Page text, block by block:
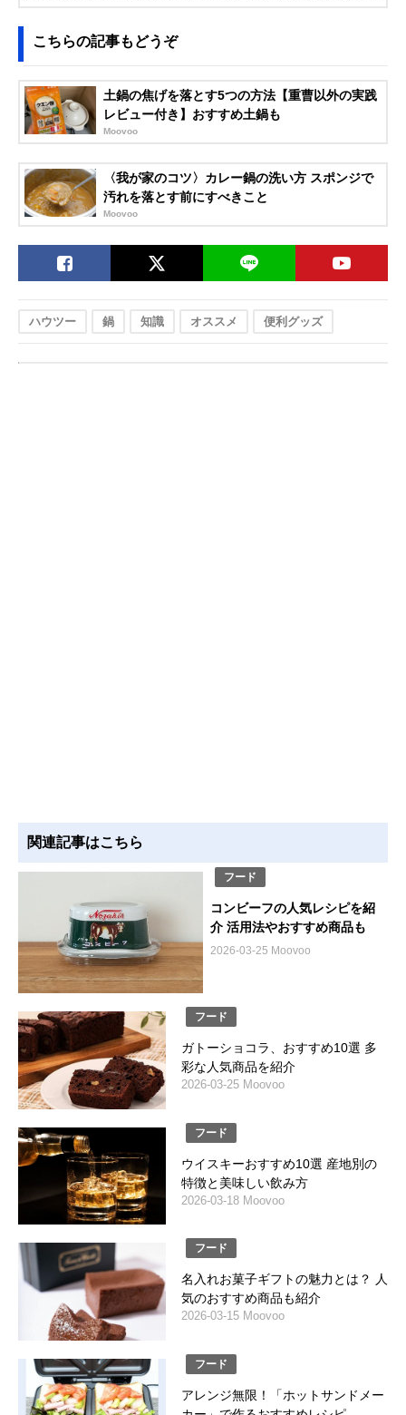
こちらの記事もどうぞ
土鍋の焦げを落とす5つの方法【重曹以外の実践
レビュー付き】おすすめ土鍋も
Moovoo
〈我が家のコツ〉カレー鍋の洗い方 スポンジで
汚れを落とす前にすべきこと
Moovoo
ハウツー 鍋 知識 オススメ 便利グッズ
関連記事はこちら
フード
コンビーフの人気レシピを紹
介 活用法やおすすめ商品も
2026-03-25 Moovoo
フード
ガトーショコラ、おすすめ10選 多
彩な人気商品を紹介
2026-03-25 Moovoo
フード
ウイスキーおすすめ10選 産地別の
特徴と美味しい飲み方
2026-03-18 Moovoo
フード
名入れお菓子ギフトの魅力とは？ 人
気のおすすめ商品も紹介
2026-03-15 Moovoo
フード
アレンジ無限！「ホットサンドメー